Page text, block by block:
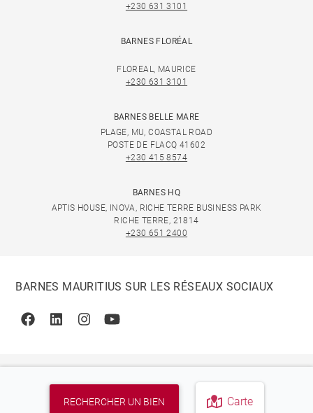
RECHERCHER UN BIEN Carte
+230 631 3101
BARNES FLORÉAL
FLOREAL, MAURICE
+230 631 3101
BARNES BELLE MARE
PLAGE, MU, COASTAL ROAD
POSTE DE FLACQ 41602
+230 415 8574
BARNES HQ
APTIS HOUSE, INOVA, RICHE TERRE BUSINESS PARK
RICHE TERRE, 21814
+230 651 2400
BARNES MAURITIUS SUR LES RÉSEAUX SOCIAUX
FacebookLinkedinInstagramYoutube
© 2026 BARNES, INTERNATIONAL REALTY - BARNES